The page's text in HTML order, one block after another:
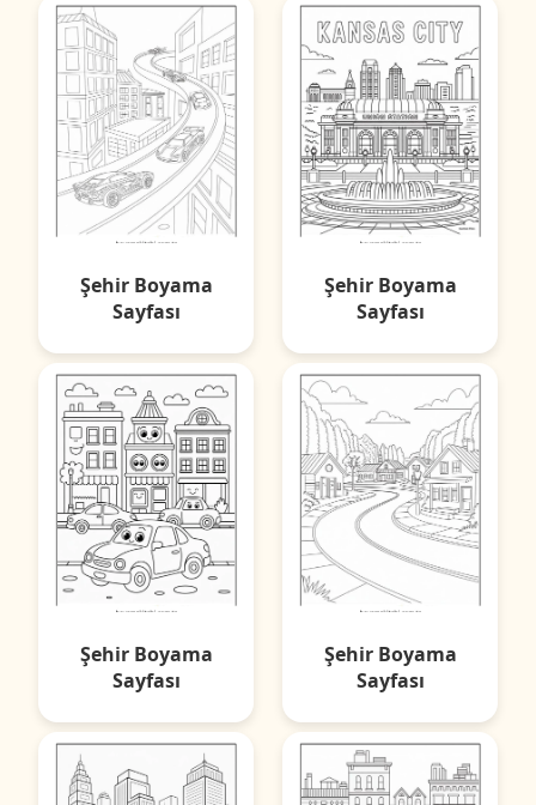
Şehir Boyama
Sayfası
Şehir Boyama
Sayfası
Şehir Boyama
Sayfası
Şehir Boyama
Sayfası